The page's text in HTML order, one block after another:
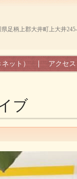
県足柄上郡大井町上大井
ネット） アクセス
ブ